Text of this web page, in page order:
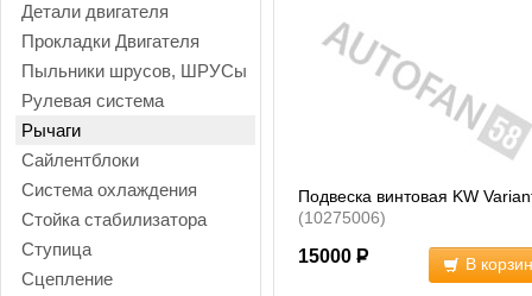
Детали двигателя
Прокладки Двигателя
Пыльники шрусов, ШРУСы
Рулевая система
Рычаги
Сайлентблоки
Система охлаждения
Стойка стабилизатора
Ступица
Сцепление
Подвеска винтовая KW
(10275006)
15000 Р В